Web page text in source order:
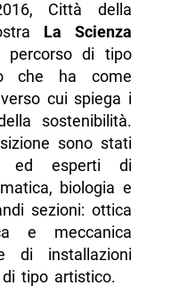
Città della
La Scienza
di tipo
che ha come
cui spiega i
sostenibilità.
sono stati
ed esperti di
biologia e
sezioni: ottica
e meccanica
di installazioni
tipo artistico.